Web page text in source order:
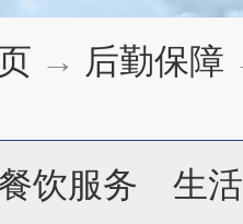
→ 后勤保障
餐饮服务 生